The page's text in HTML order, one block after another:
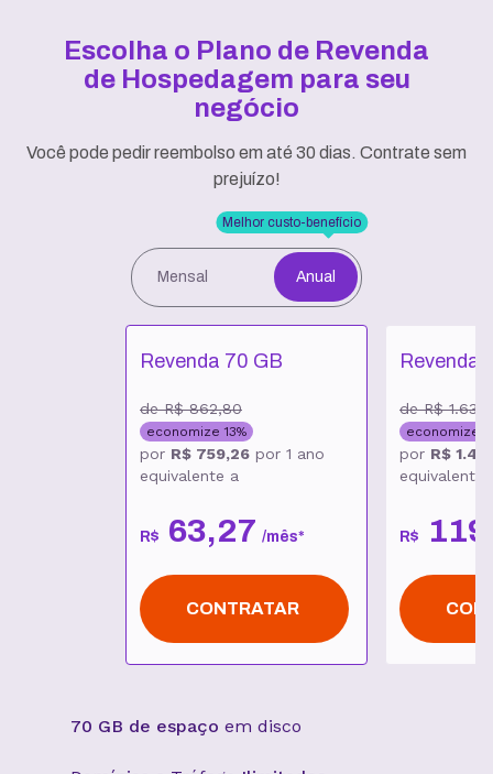
Escolha o Plano de Revenda
de Hospedagem para seu
negócio
Você pode pedir reembolso em até 30 dias. Contrate sem
prejuízo!
Mensal Anual
Melhor custo-benefício
Revenda 70 GB
deR$ 862,80
economize 13%
por R$ 759,26 por 1 ano
equivalente a
R$ 63,27 /mês*
CONTRATAR
Revenda
deR$
economize
por R$
equivalente
R$ 119
70 GB de espaço em disco